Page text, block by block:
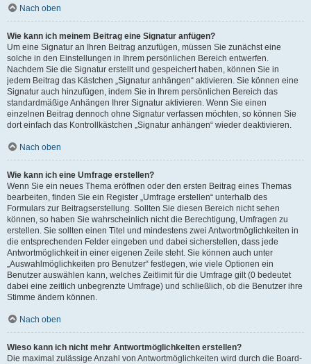
Nach oben
Wie kann ich meinem Beitrag eine Signatur anfügen?
Um eine Signatur an Ihren Beitrag anzufügen, müssen Sie zunächst eine
solche in den Einstellungen in Ihrem persönlichen Bereich entwerfen.
Nachdem Sie die Signatur erstellt und gespeichert haben, können Sie in
jedem Beitrag das Kästchen „Signatur anhängen“ aktivieren. Sie können eine
Signatur auch hinzufügen, indem Sie in Ihrem persönlichen Bereich das
standardmäßige Anhängen Ihrer Signatur aktivieren. Wenn Sie einen
einzelnen Beitrag dennoch ohne Signatur verfassen möchten, so können Sie
dort einfach das Kontrollkästchen „Signatur anhängen“ wieder deaktivieren.
Nach oben
Wie kann ich eine Umfrage erstellen?
Wenn Sie ein neues Thema eröffnen oder den ersten Beitrag eines Themas
bearbeiten, finden Sie ein Register „Umfrage erstellen“ unterhalb des
Formulars zur Beitragserstellung. Sollten Sie diesen Bereich nicht sehen
können, so haben Sie wahrscheinlich nicht die Berechtigung, Umfragen zu
erstellen. Sie sollten einen Titel und mindestens zwei Antwortmöglichkeiten in
die entsprechenden Felder eingeben und dabei sicherstellen, dass jede
Antwortmöglichkeit in einer eigenen Zeile steht. Sie können auch unter
„Auswahlmöglichkeiten pro Benutzer“ festlegen, wie viele Optionen ein
Benutzer auswählen kann, welches Zeitlimit für die Umfrage gilt (0 bedeutet
dabei eine zeitlich unbegrenzte Umfrage) und schließlich, ob die Benutzer ihre
Stimme ändern können.
Nach oben
Wieso kann ich nicht mehr Antwortmöglichkeiten erstellen?
Die maximal zulässige Anzahl von Antwortmöglichkeiten wird durch die Board-